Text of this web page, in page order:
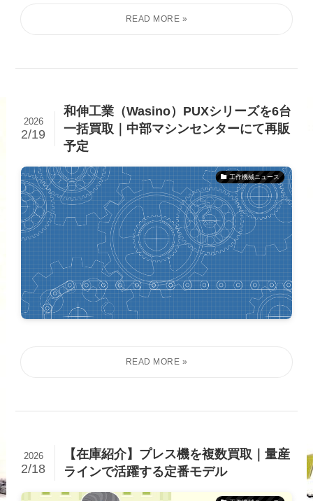
和伸工業（Wasino）PUXシリーズを6台
一括買取｜中部マシンセンターにて再販
予定
2026
2/19
工作機械ニュース
【在庫紹介】プレス機を複数買取｜量産
ラインで活躍する定番モデル
2026
2/18